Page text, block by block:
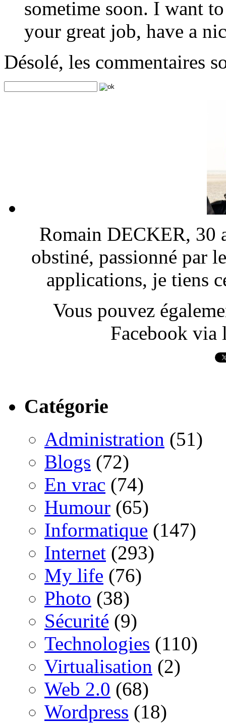
sometime soon. I want
your great job, have a
Désolé, les commentaires
Romain DECKER, 30
obstiné, passionné par
applications, je tiens
Vous pouvez
Facebook via
Catégorie
Administration (51)
Blogs (72)
En vrac (74)
Humour (65)
Informatique (147)
Internet (293)
My life (76)
Photo (38)
Sécurité (9)
Technologies (110)
Virtualisation (2)
Web 2.0 (68)
Wordpress (18)